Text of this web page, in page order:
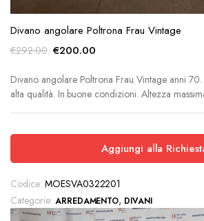
Divano angolare Poltrona Frau Vintage
€292.00 Il
originale
era:
€292.00.
€200.00Il
attuale
è:
€200.00.
Divano angolare Poltrona Frau Vintage anni 70.
alta qualità. In buone condizioni. Altezza
Aggiungi alla
Codice: MOESVA0322201
Categorie: ARREDAMENTO, DIVANI